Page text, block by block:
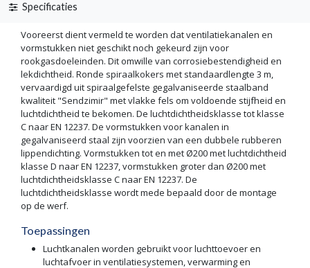
Specificaties
Vooreerst dient vermeld te worden dat ventilatiekanalen en
vormstukken niet geschikt noch gekeurd zijn voor
rookgasdoeleinden. Dit omwille van corrosiebestendigheid en
lekdichtheid. Ronde spiraalkokers met standaardlengte 3 m,
vervaardigd uit spiraalgefelste gegalvaniseerde staalband
kwaliteit "Sendzimir" met vlakke fels om voldoende stijfheid en
luchtdichtheid te bekomen. De luchtdichtheidsklasse tot klasse
C naar EN 12237. De vormstukken voor kanalen in
gegalvaniseerd staal zijn voorzien van een dubbele rubberen
lippendichting. Vormstukken tot en met Ø200 met luchtdichtheid
klasse D naar EN 12237, vormstukken groter dan Ø200 met
luchtdichtheidsklasse C naar EN 12237. De
luchtdichtheidsklasse wordt mede bepaald door de montage
op de werf.
Toepassingen
Luchtkanalen worden gebruikt voor luchttoevoer en
luchtafvoer in ventilatiesystemen, verwarming en